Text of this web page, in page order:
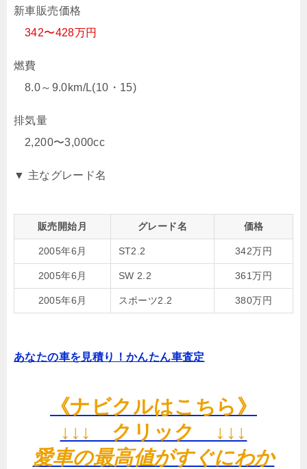
新車販売価格
342〜428万円
燃費
8.0～9.0km/L(10・15)
排気量
2,200〜3,000cc
▼ 主なグレード名
販売開始月 グレード名 価格
2005年6月 ST2.2 342万円
2005年6月 SW 2.2 361万円
2005年6月 スポーツ2.2 380万円
あなたの車を見積り！かんたん車査定
《ナビクルはこちら》
↓↓↓ クリック ↓↓↓
愛車の最高値がすぐにわか